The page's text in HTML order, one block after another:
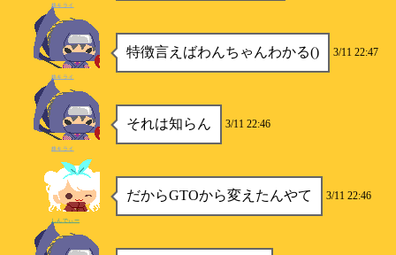
柊キライ
特徴言えばわんちゃんわかる() 3/11 22:47
柊キライ
それは知らん 3/11 22:46
柊キライ
だからGTOから変えたんやて 3/11 22:46
しんでぃー